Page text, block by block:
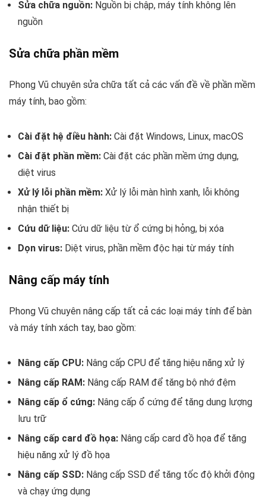
Sửa chữa nguồn: Nguồn bị chập, máy tính không lên
nguồn
Sửa chữa phần mềm
Phong Vũ chuyên sửa chữa tất cả các vấn đề về phần mềm
máy tính, bao gồm:
Cài đặt hệ điều hành: Cài đặt Windows, Linux, macOS
Cài đặt phần mềm: Cài đặt các phần mềm ứng dụng,
diệt virus
Xử lý lỗi phần mềm: Xử lý lỗi màn hình xanh, lỗi không
nhận thiết bị
Cứu dữ liệu: Cứu dữ liệu từ ổ cứng bị hỏng, bị xóa
Dọn virus: Diệt virus, phần mềm độc hại từ máy tính
Nâng cấp máy tính
Phong Vũ chuyên nâng cấp tất cả các loại máy tính để bàn
và máy tính xách tay, bao gồm:
Nâng cấp CPU: Nâng cấp CPU để tăng hiệu năng xử lý
Nâng cấp RAM: Nâng cấp RAM để tăng bộ nhớ đệm
Nâng cấp ổ cứng: Nâng cấp ổ cứng để tăng dung lượng
lưu trữ
Nâng cấp card đồ họa: Nâng cấp card đồ họa để tăng
hiệu năng xử lý đồ họa
Nâng cấp SSD: Nâng cấp SSD để tăng tốc độ khởi động
và chạy ứng dụng